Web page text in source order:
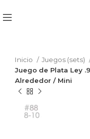
Inicio Juegos (sets)
Juego de Plata Ley
Alrededor / Mini